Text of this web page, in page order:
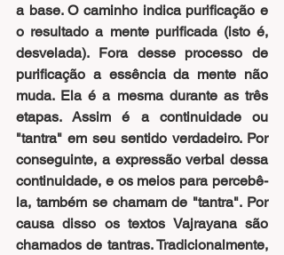
a base. O caminho indica purificação e
o resultado a mente purificada (isto é,
desvelada). Fora desse processo de
purificação a essência da mente não
muda. Ela é a mesma durante as três
etapas. Assim é a continuidade ou
"tantra" em seu sentido verdadeiro. Por
conseguinte, a expressão verbal dessa
continuidade, e os meios para percebê-
la, também se chamam de "tantra". Por
causa disso os textos Vajrayana são
chamados de tantras. Tradicionalmente,